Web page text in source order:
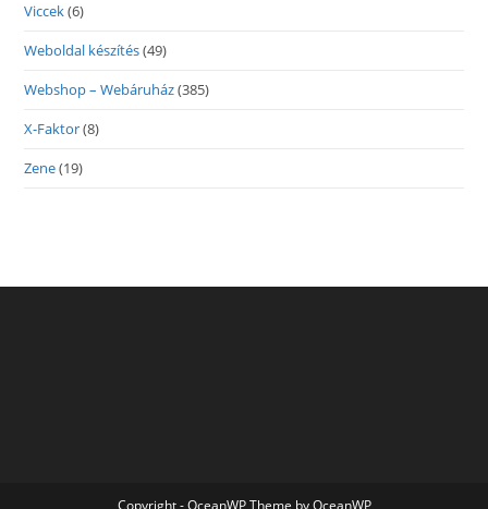
Viccek(6)
Weboldal készítés(49)
Webshop – Webáruház(385)
X-Faktor(8)
Zene(19)
Copyright - OceanWP Theme by OceanWP